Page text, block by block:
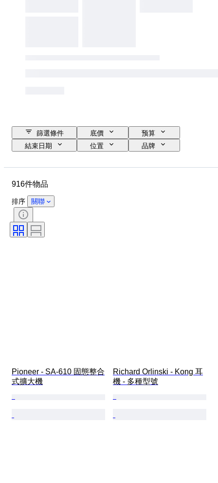
篩選條件 底價
预算
結束日期
位置
品牌
款式
已測試及運作中
創作者
916件物品
排序 關聯
Pioneer - SA-610 固態整合
式擴大機
Richard Orlinski - Kong 耳
機 - 多種型號